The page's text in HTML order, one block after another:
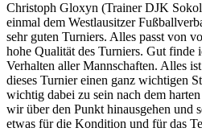
Christoph Gloxyn (Trainer DJK
einmal dem Westlausitzer
sehr guten Turniers. Alles passt von
hohe Qualität des Turniers. Gut finde
Verhalten aller Mannschaften. Alles
dieses Turnier einen ganz wichtigen
wichtig dabei zu sein nach dem
wir über den Punkt hinausgehen und
etwas für die Kondition und für das